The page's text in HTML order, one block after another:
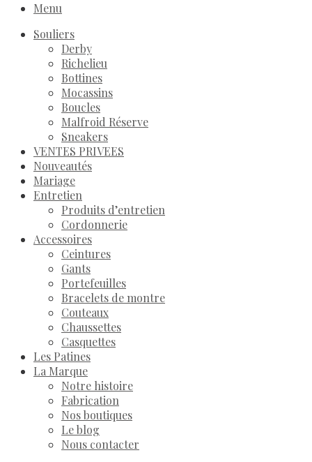
Menu
Souliers
Derby
Richelieu
Bottines
Mocassins
Boucles
Malfroid Réserve
Sneakers
VENTES PRIVEES
Nouveautés
Mariage
Entretien
Produits d’entretien
Cordonnerie
Accessoires
Ceintures
Gants
Portefeuilles
Bracelets de montre
Couteaux
Chaussettes
Casquettes
Les Patines
La Marque
Notre histoire
Fabrication
Nos boutiques
Le blog
Nous contacter